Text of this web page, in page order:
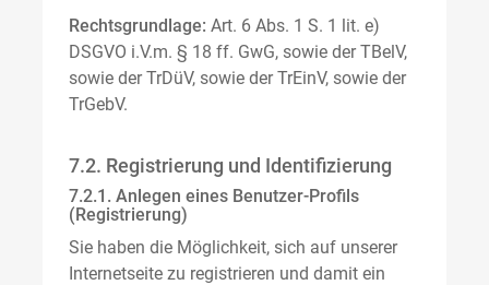
Rechtsgrundlage: Art. 6 Abs. 1 S. 1 lit. e)
DSGVO i.V.m. § 18 ff. GwG, sowie der TBelV,
sowie der TrDüV, sowie der TrEinV, sowie der
TrGebV.
7.2. Registrierung und Identifizierung
7.2.1. Anlegen eines Benutzer-Profils
(Registrierung)
Sie haben die Möglichkeit, sich auf unserer
Internetseite zu registrieren und damit ein